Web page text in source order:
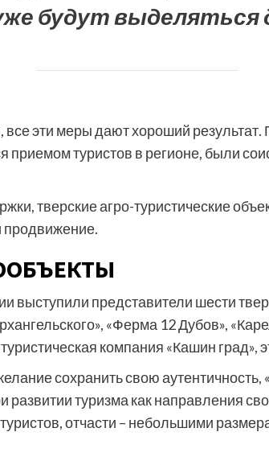
будут выделяться
эти меры дают хороший результат.
туристов в регионе, были
тверские агро-туристические
выступили представители шести
«Ферма 12 Дубов»,
компания «Кашин град»,
сохранить свою аутентичность,
туризма как направления
отчасти – небольшими